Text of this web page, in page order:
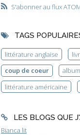
S'abonner au flux
TAGS
littérature anglaise
coup de coeur
littérature américaine
LES BLOGS QUE
Bianca lit